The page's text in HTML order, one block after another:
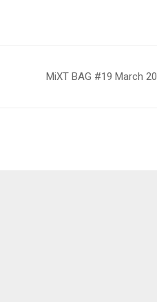
MiXT BAG #19 March